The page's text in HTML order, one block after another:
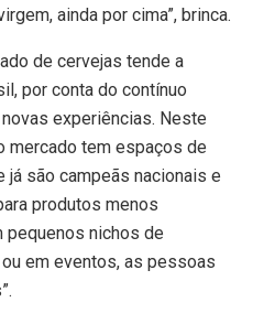
ainda por cima”, brinca.
de cervejas tende a
por conta do contínuo
experiências. Neste
mercado tem espaços de
já são campeãs nacionais e
produtos menos
pequenos nichos de
em eventos, as pessoas